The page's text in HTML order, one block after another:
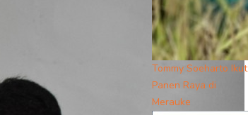
Tommy Soeharto Ikut
Panen Raya di
Merauke